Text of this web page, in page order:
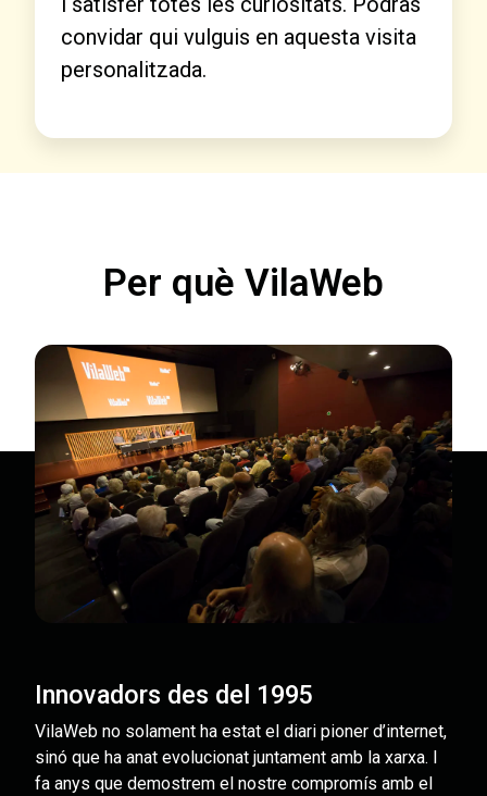
convidar qui vulguis en aquesta visita
personalitzada.
Per què VilaWeb
Innovadors des del 1995
VilaWeb no solament ha estat el diari pioner d’internet,
sinó que ha anat evolucionat juntament amb la xarxa. I
fa anys que demostrem el nostre compromís amb el